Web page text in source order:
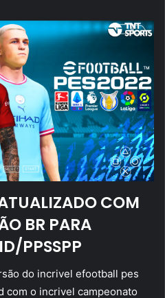
COM
BR PARA
PPSSPP
do incrivel efootball pes
com o incrivel campeonato